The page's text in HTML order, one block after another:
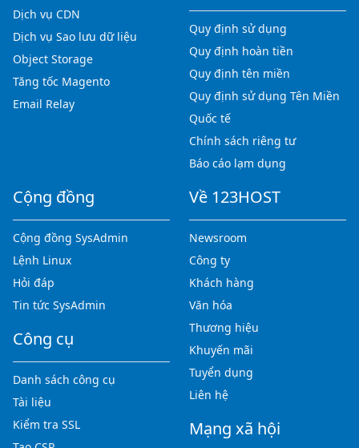
Dịch vụ CDN
Dịch vụ Sao lưu dữ liệu
Object Storage
Tăng tốc Magento
Email Relay
Quy định sử dụng
Quy định hoàn tiền
Quy định tên miền
Quy định sử dụng Tên Miền
Quốc tế
Chính sách riêng tư
Báo cáo lạm dụng
Cộng đồng
Cộng đồng SysAdmin
Lệnh Linux
Hỏi đáp
Tin tức SysAdmin
Công cụ
Danh sách công cụ
Tài liệu
Kiểm tra SSL
Về 123HOST
Newsroom
Công ty
Khách hàng
Văn hóa
Thương hiệu
Khuyến mãi
Tuyển dụng
Liên hệ
Mạng xã hội